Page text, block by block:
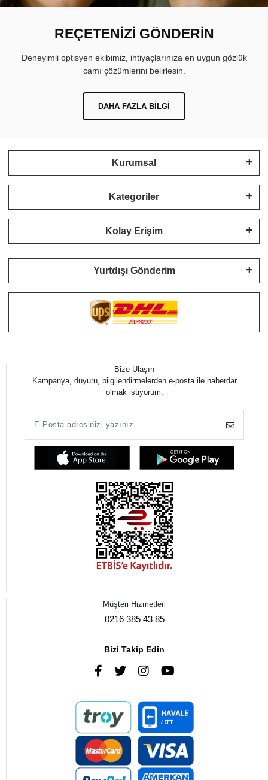
REÇETENİZİ GÖNDERİN
Deneyimli optisyen ekibimiz, ihtiyaçlarınıza en uygun gözlük
camı çözümlerini belirlesin.
DAHA FAZLA BILGI
Kurumsal
Kategoriler
Kolay Erişim
Yurtdışı Gönderim
Bize Ulaşın
Kampanya, duyuru, bilgilendirmelerden e-posta ile haberdar
olmak istiyorum.
Müşteri Hizmetleri
0216 385 43 85
Bizi Takip Edin